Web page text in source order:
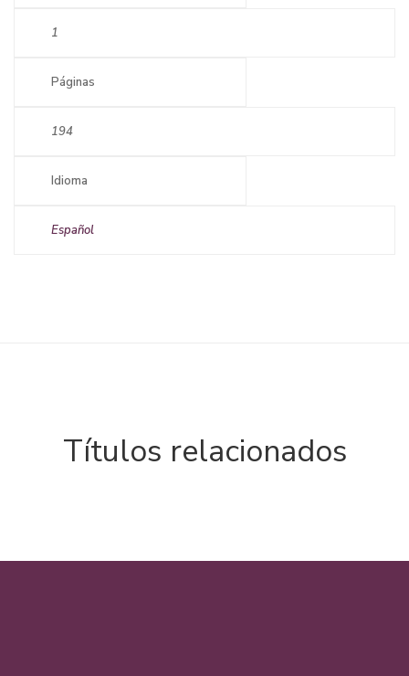
1
Páginas
194
Idioma
Español
Títulos relacionados